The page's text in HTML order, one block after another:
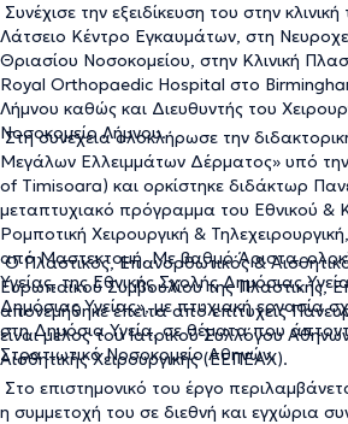
Συνέχισε την εξειδίκευση του στην
Λάτσειο Κέντρο Εγκαυμάτων, στη
Θριασίου Νοσοκομείου, στην Κλινική Πλαστικής Χειρουργικής στο Selly Oak
Royal Orthopaedic Hospital στο
Λήμνου καθώς και Διευθυντής του
Νοσοκομείο Λήμνου.
Στη συνέχεια ολοκλήρωσε την
Μεγάλων Ελλειμμάτων Δέρματος» υπό
of Timisoara) και ορκίστηκε διδάκτωρ
μεταπτυχιακό πρόγραμμα του Εθνικού &
Ρομποτική Χειρουργική &
από Μαστεκτομή. Με βαθμό Άριστα,
Υγείας, της Εθνικής Σχολής Δημόσιας
Δημόσιας Υγείας», με πτυχιακή εργασία
στη Δημόσια Υγεία, σε θέματα που
Στρατιωτικό Νοσοκομείο Αθηνών.
Ο Πλαστικός, Επανορθωτικός &
Ευρωπαϊκού Συμβουλίου της Πλαστικής,
απονεμήθηκε έπειτα από επιτυχείς
είναι μέλος του Ιατρικού Συλλόγου
Αισθητικής Χειρουργικής (ΕΕΠΕΑΧ).
Στο επιστημονικό του έργο
η συμμετοχή του σε διεθνή και εγχώρια